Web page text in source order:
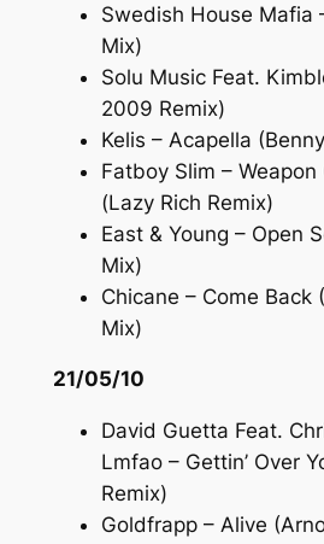
Swedish House Mafia
Mix)
Solu Music Feat.
2009 Remix)
Kelis – Acapella
Fatboy Slim –
(Lazy Rich Remix)
East & Young – Open
Mix)
Chicane – Come Back
Mix)
21/05/10
David Guetta Feat.
Lmfao – Gettin’ Over
Remix)
Goldfrapp – Alive